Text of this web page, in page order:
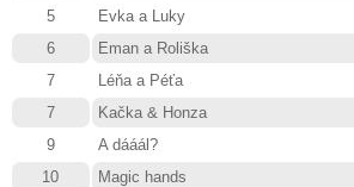
5
Evka a Luky
6
Eman a Roliška
7
Léňa a Péťa
7
Kačka & Honza
9
A dááál?
10
Magic hands